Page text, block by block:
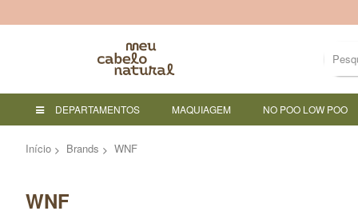
DEPARTAMENTOS MAQUIAGEM NO POO LOW POO
Início Brands WNF
WNF